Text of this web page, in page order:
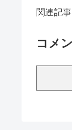
関連記
コメ